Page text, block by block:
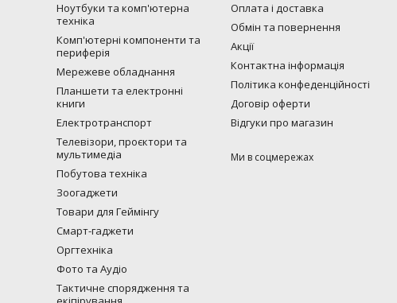
Ноутбуки та комп'ютерна
техніка
Комп'ютерні компоненти та
периферія
Мережеве обладнання
Планшети та електронні
книги
Електротранспорт
Телевізори, проєктори та
мультимедіа
Побутова техніка
Зоогаджети
Товари для Геймінгу
Смарт-гаджети
Оргтехніка
Фото та Аудіо
Тактичне спорядження та
Оплата і доставка
Обмін та повернення
Акції
Контактна інформація
Політика конфеденційності
Договір оферти
Відгуки про магазин
Ми в соцмережах